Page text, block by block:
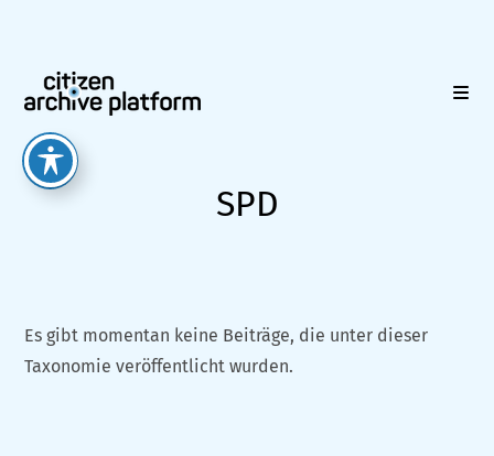
springen
SPD
Es gibt momentan keine Beiträge, die unter dieser
Taxonomie veröffentlicht wurden.